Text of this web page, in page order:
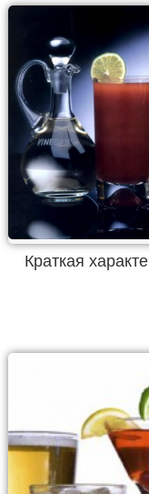
Краткая